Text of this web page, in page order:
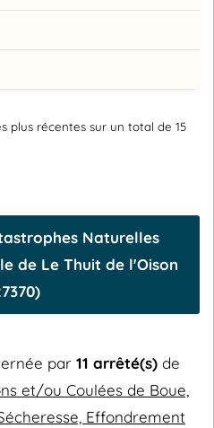
plus récentes sur un total de 15
Naturelles
de Le Thuit de l'Oison
par 11 arrêté(s) de
et/ou Coulées de Boue,
Effondrement